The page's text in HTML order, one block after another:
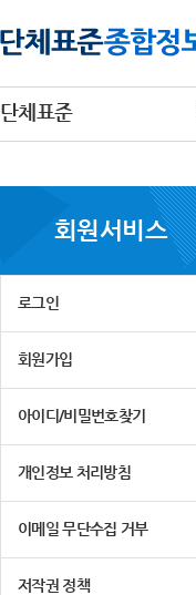
단체표준
회원서비스
로그인
회원가입
아이디/비밀번호찾기
개인정보 처리방침
이메일 무단수집 거부
저작권 정책